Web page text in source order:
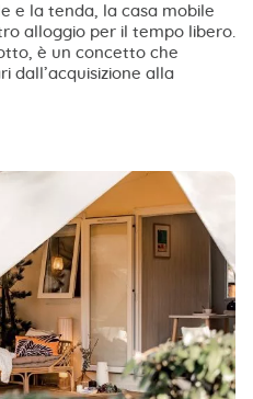
e la tenda, la casa mobile
alloggio per il tempo libero.
è un concetto che
dall’acquisizione alla